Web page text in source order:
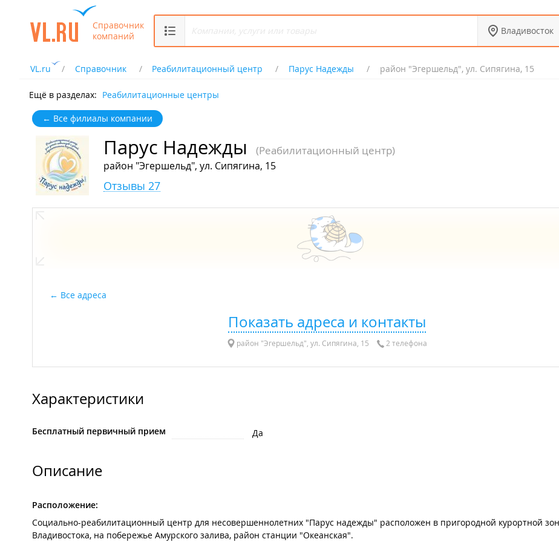
Справочник
компаний
Владивосток
VL.ru Справочник Реабилитационный центр Парус Надежды район "Эгершельд", ул. Сипягина, 15
Ещё в разделах: Реабилитационные центры
← Все филиалы компании
Парус Надежды (Реабилитационный центр)
район "Эгершельд", ул. Сипягина, 15
Отзывы 27
Все адреса
Показать адреса и контакты
район "Эгершельд", ул. Сипягина, 15 2 телефона
Характеристики
Бесплатный первичный прием Да
Описание
Расположение:
Социально-реабилитационный центр для несовершеннолетних "Парус надежды" расположен в пригородной курортной
Владивостока, на побережье Амурского залива, район станции "Океанская".